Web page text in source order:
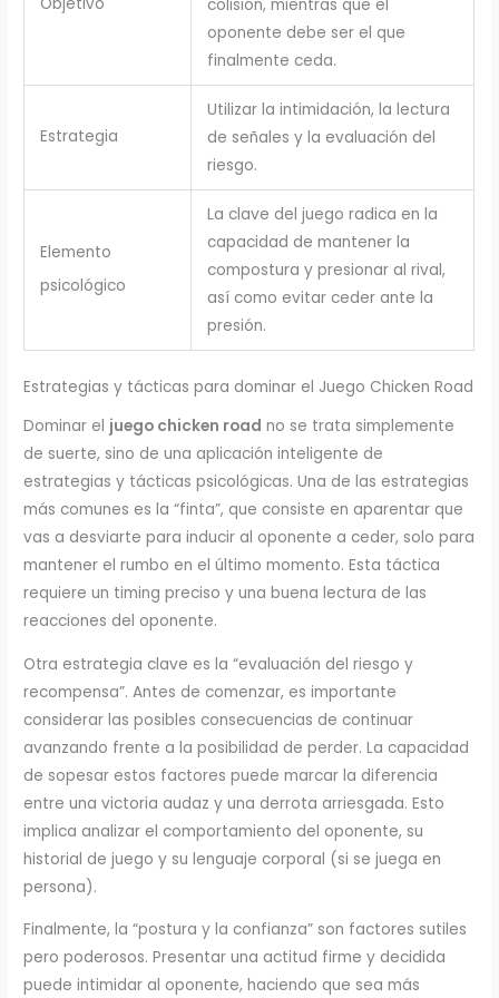
colisión, mientras que el
oponente debe ser el que
finalmente ceda.
Estrategia
Utilizar la intimidación, la lectura
de señales y la evaluación del
riesgo.
Elemento
psicológico
La clave del juego radica en la
capacidad de mantener la
compostura y presionar al rival,
así como evitar ceder ante la
presión.
Estrategias y tácticas para dominar el Juego Chicken Road
Dominar el juego chicken road no se trata simplemente
de suerte, sino de una aplicación inteligente de
estrategias y tácticas psicológicas. Una de las estrategias
más comunes es la “finta”, que consiste en aparentar que
vas a desviarte para inducir al oponente a ceder, solo para
mantener el rumbo en el último momento. Esta táctica
requiere un timing preciso y una buena lectura de las
reacciones del oponente.
Otra estrategia clave es la “evaluación del riesgo y
recompensa”. Antes de comenzar, es importante
considerar las posibles consecuencias de continuar
avanzando frente a la posibilidad de perder. La capacidad
de sopesar estos factores puede marcar la diferencia
entre una victoria audaz y una derrota arriesgada. Esto
implica analizar el comportamiento del oponente, su
historial de juego y su lenguaje corporal (si se juega en
persona).
Finalmente, la “postura y la confianza” son factores sutiles
pero poderosos. Presentar una actitud firme y decidida
puede intimidar al oponente, haciendo que sea más